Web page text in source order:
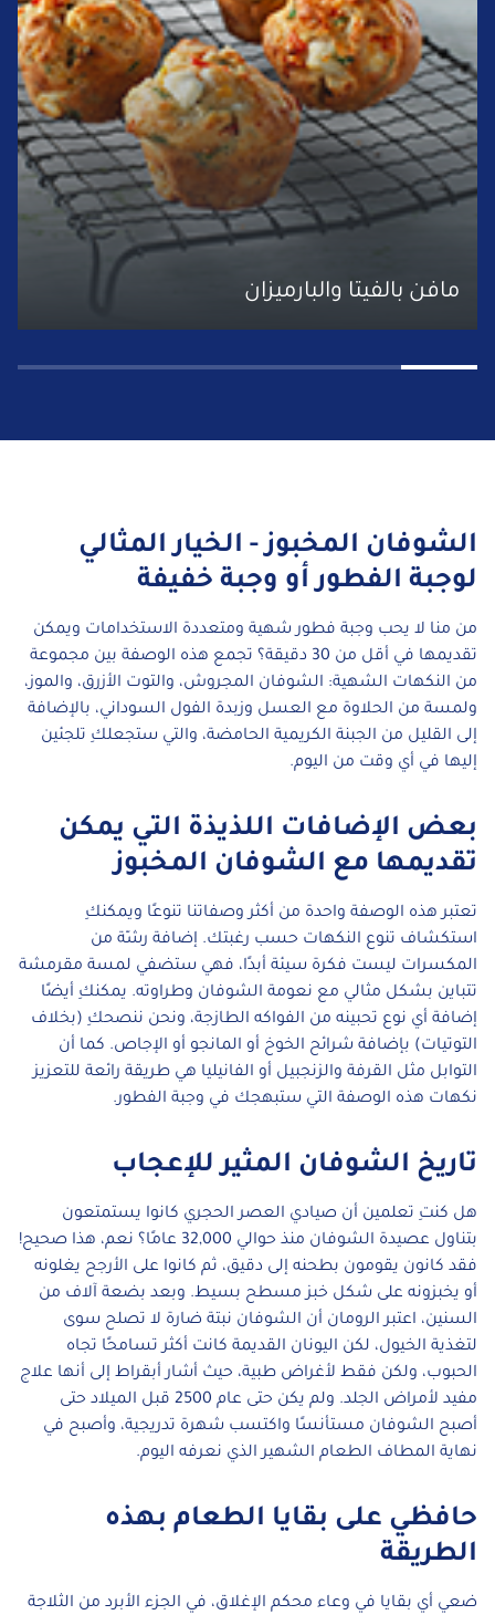
مافن بالفيتا والبارميزان
الشوفان المخبوز - الخيار المثالي
لوجبة الفطور أو وجبة خفيفة
من منا لا يحب وجبة فطور شهية ومتعددة الاستخدامات ويمكن
تقديمها في أقل من 30 دقيقة؟ تجمع هذه الوصفة بين مجموعة
من النكهات الشهية: الشوفان المجروش، والتوت الأزرق، والموز،
ولمسة من الحلاوة مع العسل وزبدة الفول السوداني، بالإضافة
إلى القليل من الجبنة الكريمية الحامضة، والتي ستجعلكِ تلجئين
إليها في أي وقت من اليوم.
بعض الإضافات اللذيذة التي يمكن
تقديمها مع الشوفان المخبوز
تعتبر هذه الوصفة واحدة من أكثر وصفاتنا تنوعًا ويمكنكِ
استكشاف تنوع النكهات حسب رغبتك. إضافة رشّة من
المكسرات ليست فكرة سيئة أبدًا، فهي ستضفي لمسة مقرمشة
تتباين بشكل مثالي مع نعومة الشوفان وطراوته. يمكنكِ أيضًا
إضافة أي نوع تحبينه من الفواكه الطازجة، ونحن ننصحكِ (بخلاف
التوتيات) بإضافة شرائح الخوخ أو المانجو أو الإجاص. كما أن
التوابل مثل القرفة والزنجبيل أو الفانيليا هي طريقة رائعة للتعزيز
نكهات هذه الوصفة التي ستبهجك في وجبة الفطور.
تاريخ الشوفان المثير للإعجاب
هل كنتِ تعلمين أن صيادي العصر الحجري كانوا يستمتعون
بتناول عصيدة الشوفان منذ حوالي 32,000 عامًا؟ نعم، هذا صحيح!
فقد كانون يقومون بطحنه إلى دقيق، ثم كانوا على الأرجح يغلونه
أو يخبزونه على شكل خبز مسطح بسيط. وبعد بضعة آلاف من
السنين، اعتبر الرومان أن الشوفان نبتة ضارة لا تصلح سوى
لتغذية الخيول، لكن اليونان القديمة كانت أكثر تسامحًا تجاه
الحبوب، ولكن فقط لأغراض طبية، حيث أشار أبقراط إلى أنها علاج
مفيد لأمراض الجلد. ولم يكن حتى عام 2500 قبل الميلاد حتى
أصبح الشوفان مستأنسًا واكتسب شهرة تدريجية، وأصبح في
نهاية المطاف الطعام الشهير الذي نعرفه اليوم.
حافظي على بقايا الطعام بهذه
الطريقة
ضعي أي بقايا في وعاء محكم الإغلاق، في الجزء الأبرد من الثلاجة